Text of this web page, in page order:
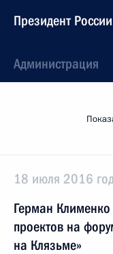
Президент России
Администрация
18 июля 2016
Герман Клименко
проектов на
на Клязьме»